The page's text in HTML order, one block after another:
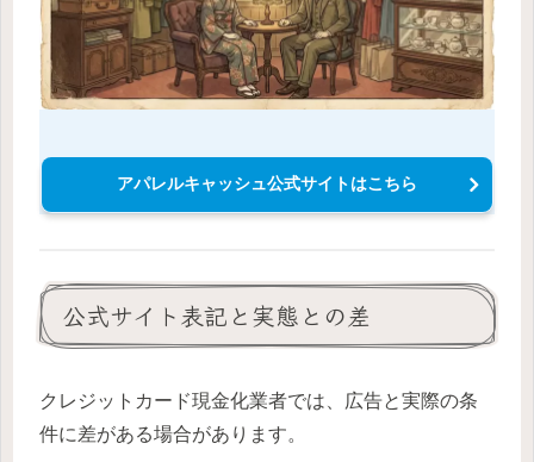
アパレルキャッシュ公式サイトはこちら
公式サイト表記と実態との差
クレジットカード現金化業者では、広告と実際の条
件に差がある場合があります。